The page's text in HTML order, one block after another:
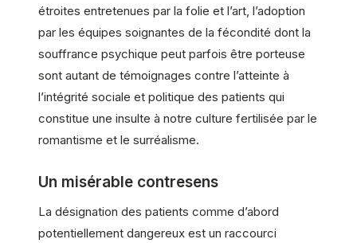
étroites entretenues par la folie et l’art, l’adoption
par les équipes soignantes de la fécondité dont la
souffrance psychique peut parfois être porteuse
sont autant de témoignages contre l’atteinte à
l’intégrité sociale et politique des patients qui
constitue une insulte à notre culture fertilisée par le
romantisme et le surréalisme.
Un misérable contresens
La désignation des patients comme d’abord
potentiellement dangereux est un raccourci